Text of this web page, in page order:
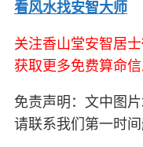
看风水找安智大师
关注香山堂安智居士
获取更多免费算命
免责声明：文中图
请联系我们第一时间